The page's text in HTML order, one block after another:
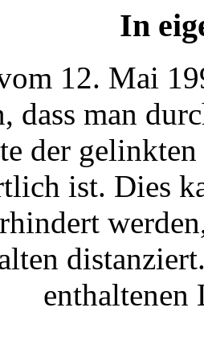
In
12. Mai
dass man
der
ist. Dies